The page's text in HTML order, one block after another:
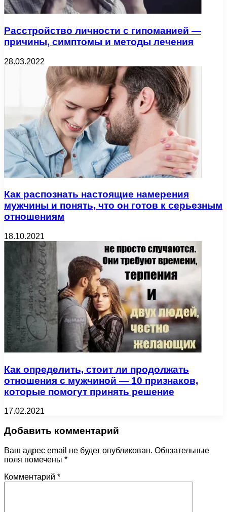
Расстройство личности с гипоманией —
причины, симптомы и методы лечения
28.03.2022
Как распознать настоящие намерения
мужчины и понять, что он готов к серьезным
отношениям
18.10.2021
Как определить, стоит ли продолжать
отношения с мужчиной — 10 признаков,
которые помогут принять решение
17.02.2021
Добавить комментарий
Ваш адрес email не будет опубликован. Обязательные
поля помечены *
Комментарий *